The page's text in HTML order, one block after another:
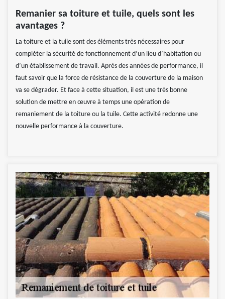
Remanier sa toiture et tuile, quels sont les
avantages ?
La toiture et la tuile sont des éléments très nécessaires pour
compléter la sécurité de fonctionnement d’un lieu d’habitation ou
d’un établissement de travail. Après des années de performance, il
faut savoir que la force de résistance de la couverture de la maison
va se dégrader. Et face à cette situation, il est une très bonne
solution de mettre en œuvre à temps une opération de
remaniement de la toiture ou la tuile. Cette activité redonne une
nouvelle performance à la couverture.